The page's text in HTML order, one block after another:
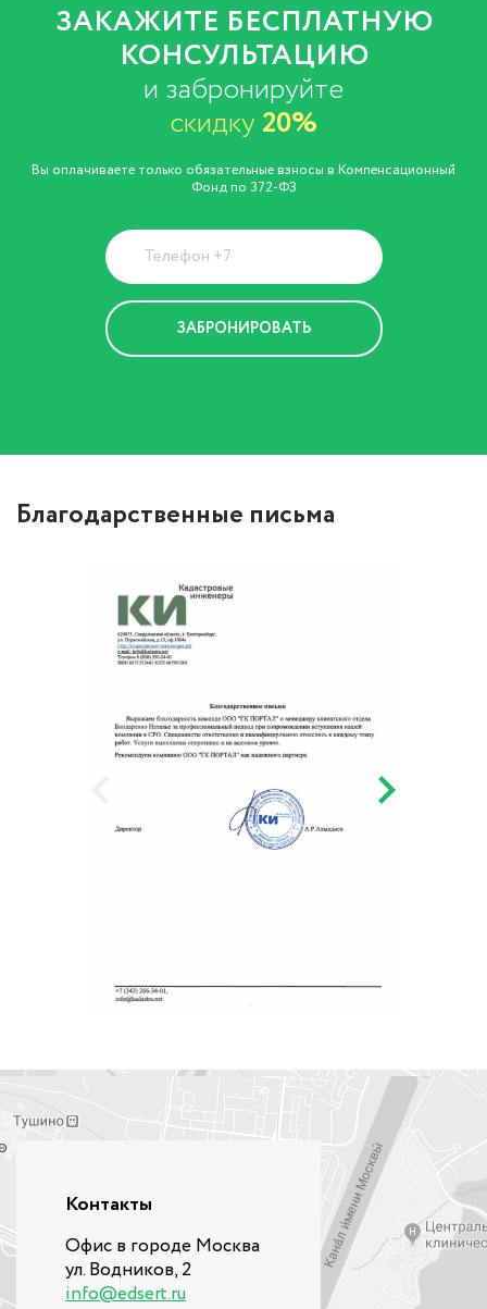
ЗАКАЖИТЕ БЕСПЛАТНУЮ
КОНСУЛЬТАЦИЮ
и забронируйте
скидку 20%
Вы оплачиваете только обязательные взносы в Компенсационный
Фонд по 372-ФЗ
Благодарственные письма
Контакты
Офис в городе Москва
ул. Водников, 2
info@edsert.ru